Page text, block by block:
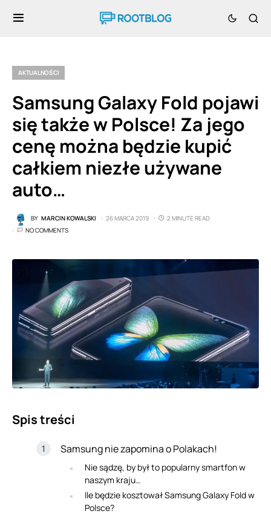
AKTUALNOŚCI
Samsung Galaxy Fold pojawi
się także w Polsce! Za jego
cenę można będzie kupić
całkiem niezłe używane
auto…
BY MARCIN KOWALSKI 26 MARCA 2019
2 MINUTE READ
NO COMMENTS
Spis treści
Samsung nie zapomina o Polakach!
Nie sądzę, by był to popularny smartfon w
naszym kraju…
Ile będzie kosztował Samsung Galaxy Fold w
Polsce?